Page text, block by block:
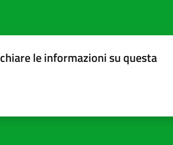
le informazioni su questa